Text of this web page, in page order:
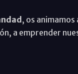
, os animamos
a emprender